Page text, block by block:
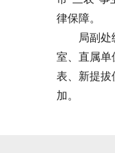
律保障。
局副
室、直属单
表、新提拔
加。